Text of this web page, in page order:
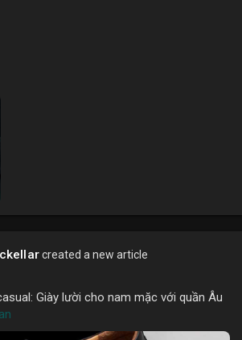
created a new article
Giày lười cho nam mặc với quần Âu